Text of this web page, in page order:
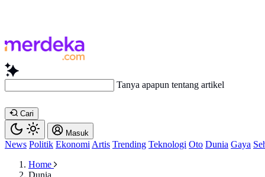
Tanya apapun tentang artikel ini...
Cari
Masuk
News Politik Ekonomi Artis Trending Teknologi Oto Dunia Gaya
Home
Dunia